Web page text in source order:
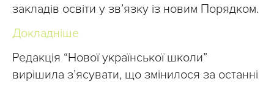
закладів освіти у зв’язку із новим Порядком.
Докладніше
Редакція “Нової української школи”
вирішила з’ясувати, що змінилося за останні